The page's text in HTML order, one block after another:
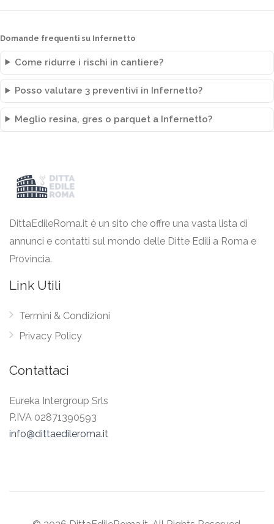
Domande frequenti su Infernetto
Come ridurre i rischi in cantiere?
Posso valutare 3 preventivi in Infernetto?
Meglio resina, gres o parquet a Infernetto?
DittaEdileRoma.it è un sito che offre una vasta lista di
annunci e contatti sul mondo delle Ditte Edili a Roma e
Provincia.
Link Utili
Termini & Condizioni
Privacy Policy
Contattaci
Eureka Intergroup Srls
P.IVA 02871390593
info@dittaedileroma.it